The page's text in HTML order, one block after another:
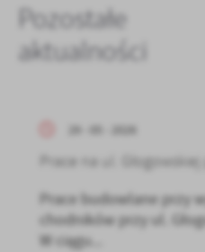
Pozostałe
aktualności
29 - 05 - 2026
Prace na ul.
Prace budowlane przy
chodników przy ul.
W ciągu...